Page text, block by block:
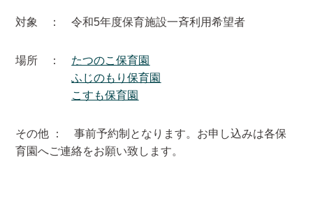
対象 ： 令和5年度保育施設一斉利用希望者
場所 ： たつのこ保育園
ふじのもり保育園
こすも保育園
その他 ： 事前予約制となります。お申し込みは各保
育園へご連絡をお願い致します。